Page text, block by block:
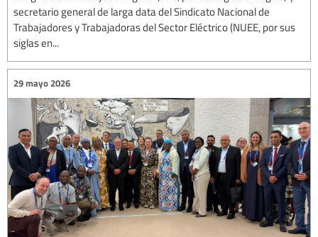
secretario general de larga data del Sindicato Nacional de
Trabajadores y Trabajadoras del Sector Eléctrico (NUEE, por sus
siglas en...
29 mayo 2026